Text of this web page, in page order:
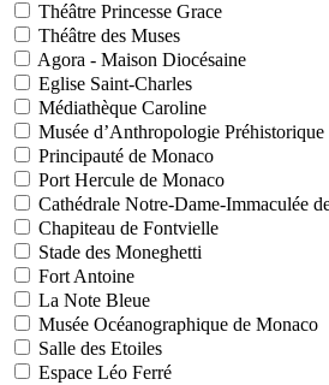
Théâtre Princesse Grace
Théâtre des Muses
Agora - Maison Diocésaine
Eglise Saint-Charles
Médiathèque Caroline
Musée d’Anthropologie Préhistorique
Principauté de Monaco
Port Hercule de Monaco
Cathédrale Notre-Dame-Immaculée
Chapiteau de Fontvielle
Stade des Moneghetti
Fort Antoine
La Note Bleue
Musée Océanographique de Monaco
Salle des Etoiles
Espace Léo Ferré